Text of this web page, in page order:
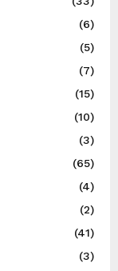
(6)
(5)
(7)
(15)
(10)
(3)
(65)
(4)
(2)
(41)
(3)